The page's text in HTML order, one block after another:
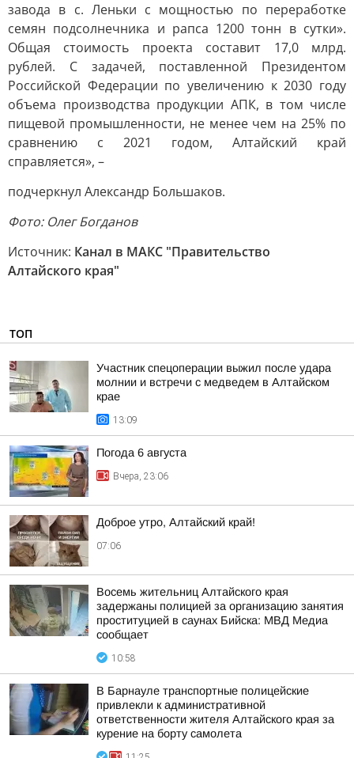
завода в с. Леньки с мощностью по переработке
семян подсолнечника и рапса 1200 тонн в сутки».
Общая стоимость проекта составит 17,0 млрд.
рублей. С задачей, поставленной Президентом
Российской Федерации по увеличению к 2030 году
объема производства продукции АПК, в том числе
пищевой промышленности, не менее чем на 25% по
сравнению с 2021 годом, Алтайский край
справляется», –
подчеркнул Александр Большаков.
Фото: Олег Богданов
Источник: Канал в МАКС "Правительство
Алтайского края"
ТОП
Участник спецоперации выжил после удара
молнии и встречи с медведем в Алтайском
крае
13:09
Погода 6 августа
Вчера, 23:06
Доброе утро, Алтайский край!
07:06
Восемь жительниц Алтайского края
задержаны полицией за организацию занятия
проституцией в саунах Бийска: МВД Медиа
сообщает
10:58
В Барнауле транспортные полицейские
привлекли к административной
ответственности жителя Алтайского края за
курение на борту самолета